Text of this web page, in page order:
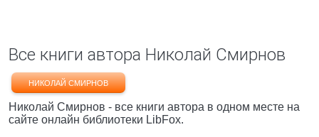
Все книги автора Николай Смирнов
НИКОЛАЙ СМИРНОВ
Николай Смирнов - все книги автора в одном месте на
сайте онлайн библиотеки LibFox.